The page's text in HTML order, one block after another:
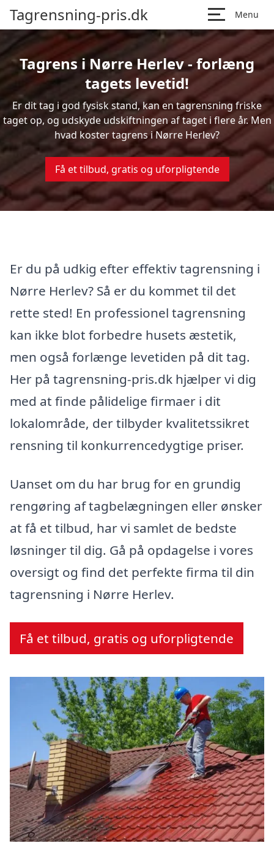
Tagrensning-pris.dk Menu
Tagrens i Nørre Herlev - forlæng
tagets levetid!
Er dit tag i god fysisk stand, kan en tagrensning friske
taget op, og udskyde udskiftningen af taget i flere år. Men
hvad koster tagrens i Nørre Herlev?
Få et tilbud, gratis og uforpligtende
Er du på udkig efter effektiv tagrensning i
Nørre Herlev? Så er du kommet til det
rette sted! En professionel tagrensning
kan ikke blot forbedre husets æstetik,
men også forlænge levetiden på dit tag.
Her på tagrensning-pris.dk hjælper vi dig
med at finde pålidelige firmaer i dit
lokalområde, der tilbyder kvalitetssikret
rensning til konkurrencedygtige priser.
Uanset om du har brug for en grundig
rengøring af tagbelægningen eller ønsker
at få et tilbud, har vi samlet de bedste
løsninger til dig. Gå på opdagelse i vores
oversigt og find det perfekte firma til din
tagrensning i Nørre Herlev.
Få et tilbud, gratis og uforpligtende